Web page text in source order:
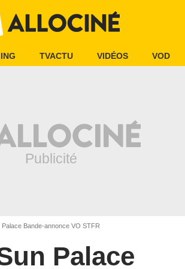
TVACTU VIDÉOS VOD
Palace Bande-annonce VO STFR
Palace